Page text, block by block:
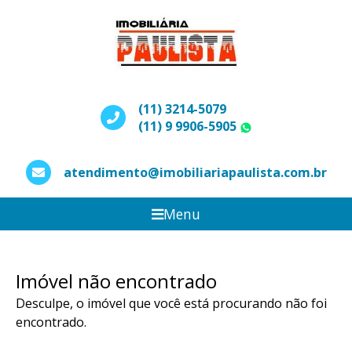
(11) 3214-5079
(11) 9 9906-5905
atendimento@imobiliariapaulista.com.br
Menu
Imóvel não encontrado
Desculpe, o imóvel que você está procurando não foi
encontrado.